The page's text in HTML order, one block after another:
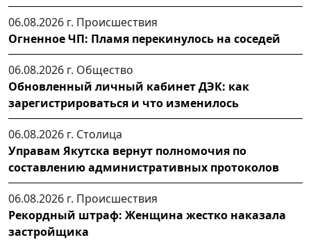
06.08.2026 г. Происшествия
Огненное ЧП: Пламя перекинулось на соседей
06.08.2026 г. Общество
Обновленный личный кабинет ДЭК: как
зарегистрироваться и что изменилось
06.08.2026 г. Столица
Управам Якутска вернут полномочия по
составлению административных протоколов
06.08.2026 г. Происшествия
Рекордный штраф: Женщина жестко наказала
застройщика